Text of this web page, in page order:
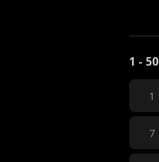
1 - 50
1
7